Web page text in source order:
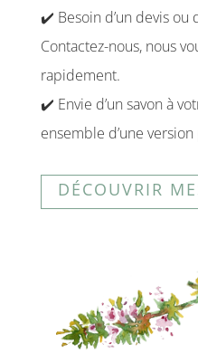
✔️ Besoin d’un devis ou
Contactez-nous, nous
rapidement.
✔️ Envie d’un savon à
ensemble d’une
DÉCOUVRIR